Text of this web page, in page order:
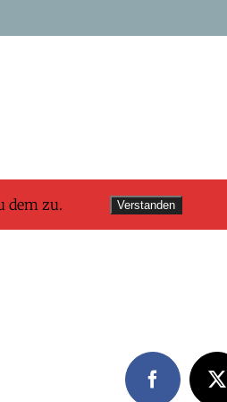
FacebookX
dem zu. Verstanden